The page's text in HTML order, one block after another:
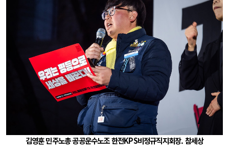
김영훈 민주노총 공공운수노조 한전KPS비정규직지회장. 참세상